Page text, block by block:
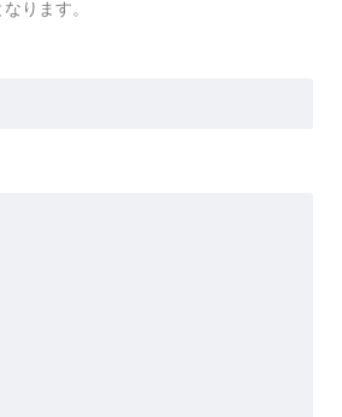
ります。